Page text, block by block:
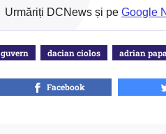
Urmăriți DCNews și pe Google
guvern dacian ciolos adrian
Facebook